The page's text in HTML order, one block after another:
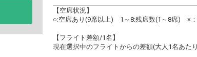
584便
乗継便あり
6
584便
函館
石垣
【空席状況】
○:空席あり(9席以上) 1～8:残席数(1～8席) ×
【フライト差額/1名】
現在選択中のフライトからの差額(大人1名あた